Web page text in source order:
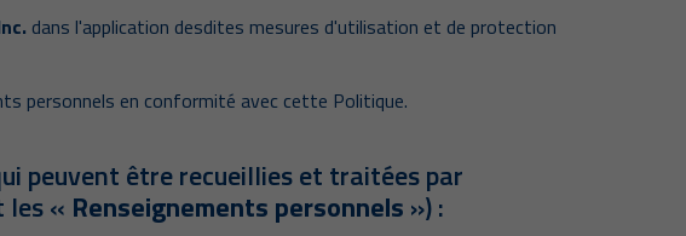
dans l'application desdites mesures d'utilisation et de protection
personnels en conformité avec cette Politique.
peuvent être recueillies et traitées par
« Renseignements personnels ») :